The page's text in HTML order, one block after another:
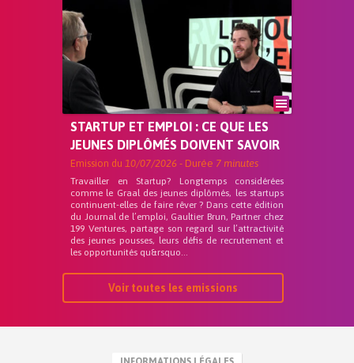
STARTUP ET EMPLOI : CE QUE LES
JEUNES DIPLÔMÉS DOIVENT SAVOIR
Emission du 10/07/2026 - Durée 7 minutes
Travailler en Startup? Longtemps considérées
comme le Graal des jeunes diplômés, les startups
continuent-elles de faire rêver ? Dans cette édition
du Journal de l’emploi, Gaultier Brun, Partner chez
199 Ventures, partage son regard sur l’attractivité
des jeunes pousses, leurs défis de recrutement et
les opportunités qu&rsquo...
Voir toutes les emissions